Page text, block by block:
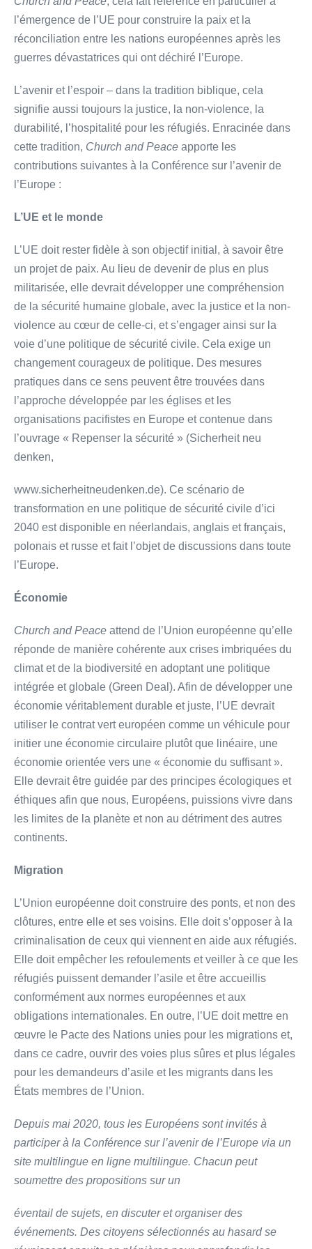
l’émergence de l’UE pour construire la paix et la
réconciliation entre les nations européennes après les
guerres dévastatrices qui ont déchiré l’Europe.
L’avenir et l’espoir – dans la tradition biblique, cela
signifie aussi toujours la justice, la non-violence, la
durabilité, l’hospitalité pour les réfugiés. Enracinée dans
cette tradition, Church and Peace apporte les
contributions suivantes à la Conférence sur l’avenir de
l’Europe :
L’UE et le monde
L’UE doit rester fidèle à son objectif initial, à savoir être
un projet de paix. Au lieu de devenir de plus en plus
militarisée, elle devrait développer une compréhension
de la sécurité humaine globale, avec la justice et la non-
violence au cœur de celle-ci, et s’engager ainsi sur la
voie d’une politique de sécurité civile. Cela exige un
changement courageux de politique. Des mesures
pratiques dans ce sens peuvent être trouvées dans
l’approche développée par les églises et les
organisations pacifistes en Europe et contenue dans
l’ouvrage « Repenser la sécurité » (Sicherheit neu
denken,
www.sicherheitneudenken.de). Ce scénario de
transformation en une politique de sécurité civile d’ici
2040 est disponible en néerlandais, anglais et français,
polonais et russe et fait l’objet de discussions dans toute
l’Europe.
Économie
Church and Peace attend de l’Union européenne qu’elle
réponde de manière cohérente aux crises imbriquées du
climat et de la biodiversité en adoptant une politique
intégrée et globale (Green Deal). Afin de développer une
économie véritablement durable et juste, l’UE devrait
utiliser le contrat vert européen comme un véhicule pour
initier une économie circulaire plutôt que linéaire, une
économie orientée vers une « économie du suffisant ».
Elle devrait être guidée par des principes écologiques et
éthiques afin que nous, Européens, puissions vivre dans
les limites de la planète et non au détriment des autres
continents.
Migration
L’Union européenne doit construire des ponts, et non des
clôtures, entre elle et ses voisins. Elle doit s’opposer à la
criminalisation de ceux qui viennent en aide aux réfugiés.
Elle doit empêcher les refoulements et veiller à ce que les
réfugiés puissent demander l’asile et être accueillis
conformément aux normes européennes et aux
obligations internationales. En outre, l’UE doit mettre en
œuvre le Pacte des Nations unies pour les migrations et,
dans ce cadre, ouvrir des voies plus sûres et plus légales
pour les demandeurs d’asile et les migrants dans les
États membres de l’Union.
Depuis mai 2020, tous les Européens sont invités à
participer à la Conférence sur l’avenir de l’Europe via un
site multilingue en ligne multilingue. Chacun peut
soumettre des propositions sur un
éventail de sujets, en discuter et organiser des
événements. Des citoyens sélectionnés au hasard se